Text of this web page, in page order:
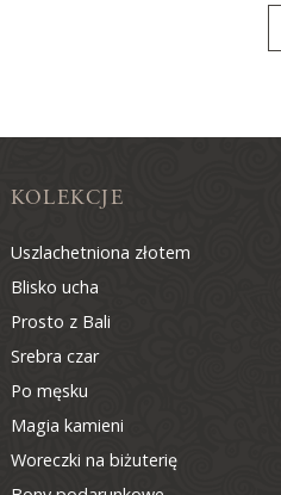
KOLEKCJE
Uszlachetniona złotem
Blisko ucha
Prosto z Bali
Srebra czar
Po męsku
Magia kamieni
Woreczki na biżuterię